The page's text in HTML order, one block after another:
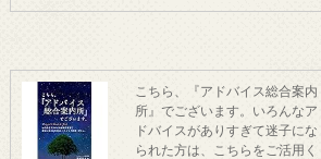
こちら、『アドバイス総合案内
所』でございます。いろんなア
ドバイスがありすぎて迷子にな
られた方は、こちらをご活用く